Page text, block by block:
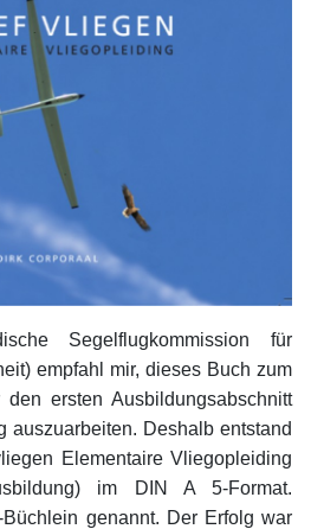
Segelflugkommission für
empfahl mir, dieses Buch zum
ersten Ausbildungsabschnitt
auszuarbeiten. Deshalb entstand
Elementaire Vliegopleiding
im DIN A 5-Format.
genannt. Der Erfolg war